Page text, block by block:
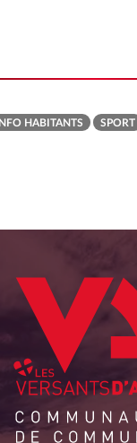
INFO HABITANTS SPORT